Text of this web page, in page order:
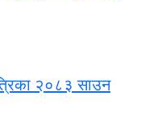
२०८३ साउन